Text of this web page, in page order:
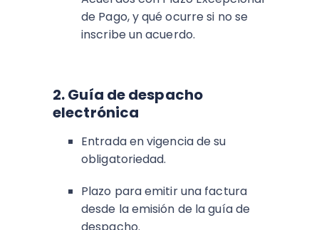
de Pago, y qué ocurre si no se
inscribe un acuerdo.
2. Guía de despacho
electrónica
Entrada en vigencia de su
obligatoriedad.
Plazo para emitir una factura
desde la emisión de la guía de